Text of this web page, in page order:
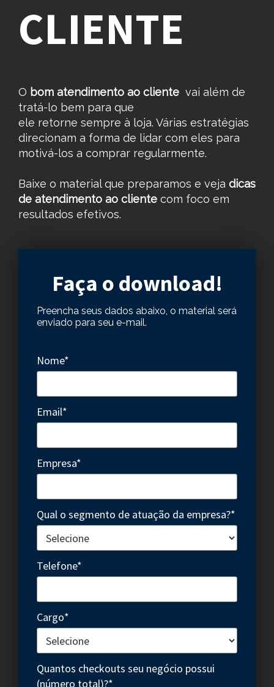
CLIENTE
O bom atendimento ao cliente vai além de
tratá-lo bem para que
ele retorne sempre à loja. Várias estratégias
direcionam a forma de lidar com eles para
motivá-los a comprar regularmente.
Baixe o material que preparamos e veja dicas
de atendimento ao cliente com foco em
resultados efetivos.
Faça o download!
Preencha seus dados abaixo, o material será
enviado para seu e-mail.
Nome*
Email*
Empresa*
Qual o segmento de atuação da empresa?*
Telefone*
Cargo*
Quantos checkouts seu negócio possui
(número total)?*